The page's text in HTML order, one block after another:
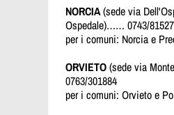
NORCIA(sede via
Ospedale)…… 0743/
per i comuni: Norcia e
ORVIETO(sede via
0763/301884
per i comuni: Orvieto e